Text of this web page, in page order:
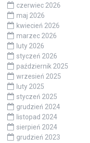
czerwiec 2026
maj 2026
kwiecień 2026
marzec 2026
luty 2026
styczeń 2026
październik 2025
wrzesień 2025
luty 2025
styczeń 2025
grudzień 2024
listopad 2024
sierpień 2024
grudzień 2023